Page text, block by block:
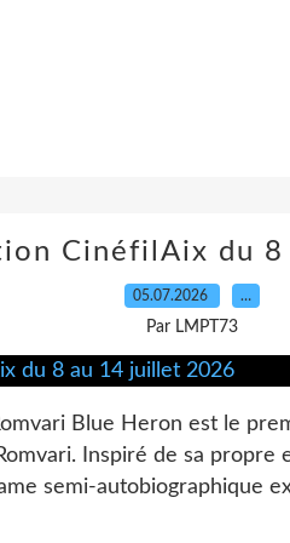
CinéfilAix du
05.07.2026 …
Par LMPT73
Blue Heron est le
Inspiré de sa propre
semi-autobiographique